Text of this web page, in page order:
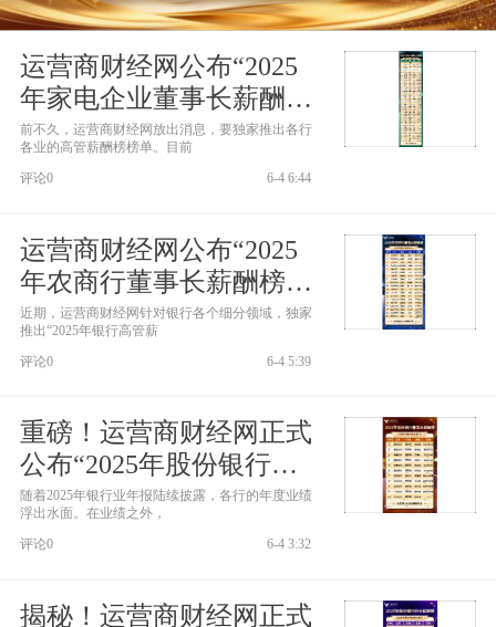
运营商财经网公布“2025
年家电企业董事长薪酬
榜” 超40家企业上榜
前不久，运营商财经网放出消息，要独家推出各行
各业的高管薪酬榜榜单。目前
评论0
6-4 6:44
运营商财经网公布“2025
年农商行董事长薪酬榜”
近20家农商行上榜
近期，运营商财经网针对银行各个细分领域，独家
推出“2025年银行高管薪
评论0
6-4 5:39
重磅！运营商财经网正式
公布“2025年股份银行董
事长薪酬榜”
随着2025年银行业年报陆续披露，各行的年度业绩
浮出水面。在业绩之外，
评论0
6-4 3:32
揭秘！运营商财经网正式